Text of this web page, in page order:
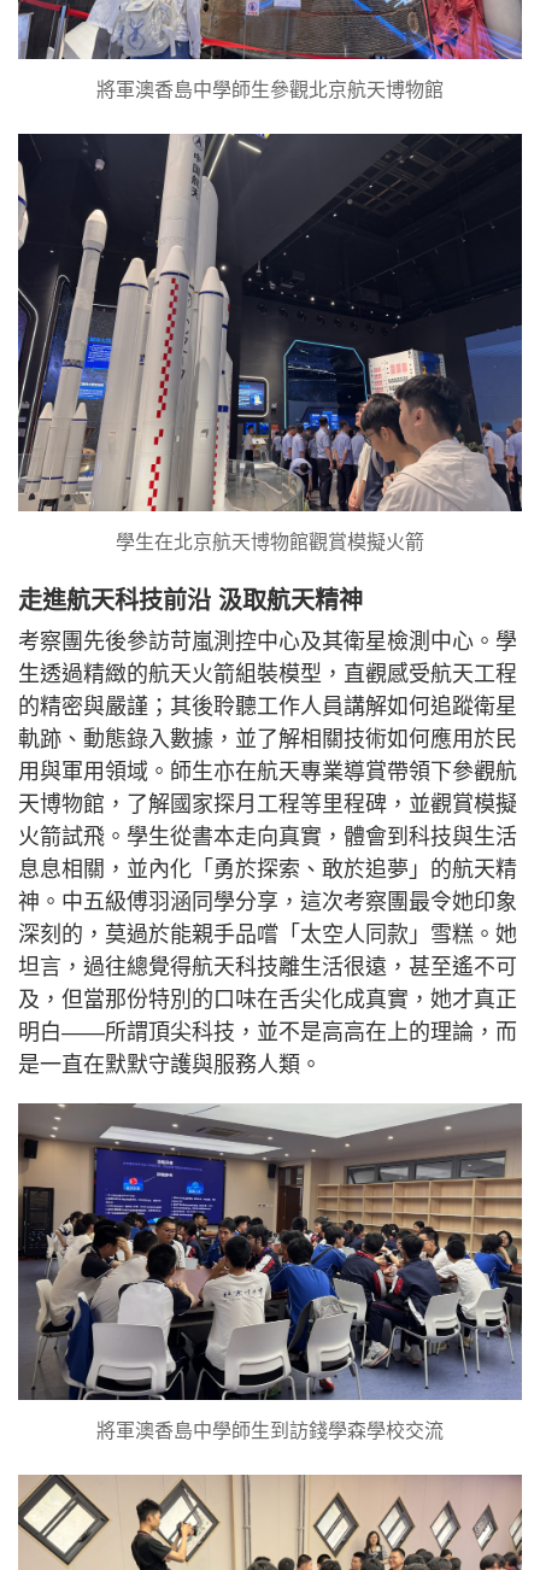
將軍澳香島中學師生參觀北京航天博物館
學生在北京航天博物館觀賞模擬火箭
走進航天科技前沿 汲取航天精神
考察團先後參訪苛嵐測控中心及其衛星檢測中心。學
生透過精緻的航天火箭組裝模型，直觀感受航天工程
的精密與嚴謹；其後聆聽工作人員講解如何追蹤衛星
軌跡、動態錄入數據，並了解相關技術如何應用於民
用與軍用領域。師生亦在航天專業導賞帶領下參觀航
天博物館，了解國家探月工程等里程碑，並觀賞模擬
火箭試飛。學生從書本走向真實，體會到科技與生活
息息相關，並內化「勇於探索、敢於追夢」的航天精
神。中五級傅羽涵同學分享，這次考察團最令她印象
深刻的，莫過於能親手品嚐「太空人同款」雪糕。她
坦言，過往總覺得航天科技離生活很遠，甚至遙不可
及，但當那份特別的口味在舌尖化成真實，她才真正
明白——所謂頂尖科技，並不是高高在上的理論，而
是一直在默默守護與服務人類。
將軍澳香島中學師生到訪錢學森學校交流